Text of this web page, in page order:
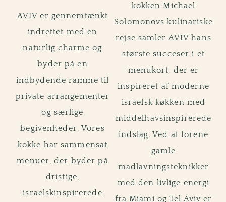
AVIV er gennemtænkt
indrettet med en
naturlig charme og
byder på en
indbydende ramme til
private arrangementer
og særlige
begivenheder. Vores
kokke har sammensat
menuer, der byder på
dristige,
israelskinspirerede
kokken Michael
Solomonovs kulinariske
rejse samler AVIV hans
største succeser i et
menukort, der er
inspireret af moderne
israelsk køkken med
middelhavsinspirerede
indslag. Ved at forene
gamle
madlavningsteknikker
med den livlige energi
fra Miami og Tel Aviv er